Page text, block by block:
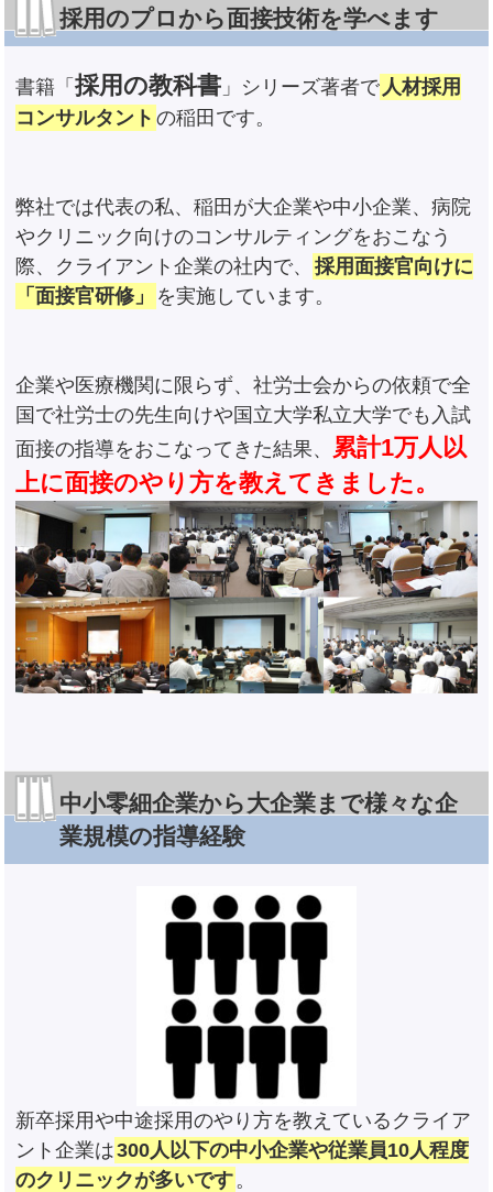
採用のプロから面接技術を学べます
書籍「採用の教科書 」シリーズ著者で 人材採用
コンサルタント の稲田です。
弊社では代表の私、稲田が大企業や中小企業、病院
やクリニック向けのコンサルティングをおこなう
際、クライアント企業の社内で、 採用面接官向けに
「面接官研修」
を実施しています。
企業や医療機関に限らず、社労士会からの依頼で全
国で社労士の先生向けや国立大学私立大学でも入試
面接の指導をおこなってきた結果、 累計1万人以
上に面接のやり方を教えてきました。
中小零細企業から大企業まで様々な企
業規模の指導経験
新卒採用や中途採用のやり方を教えているクライア
ント企業は300人以下の中小企業や従業員10人程度
のクリニックが多いです 。